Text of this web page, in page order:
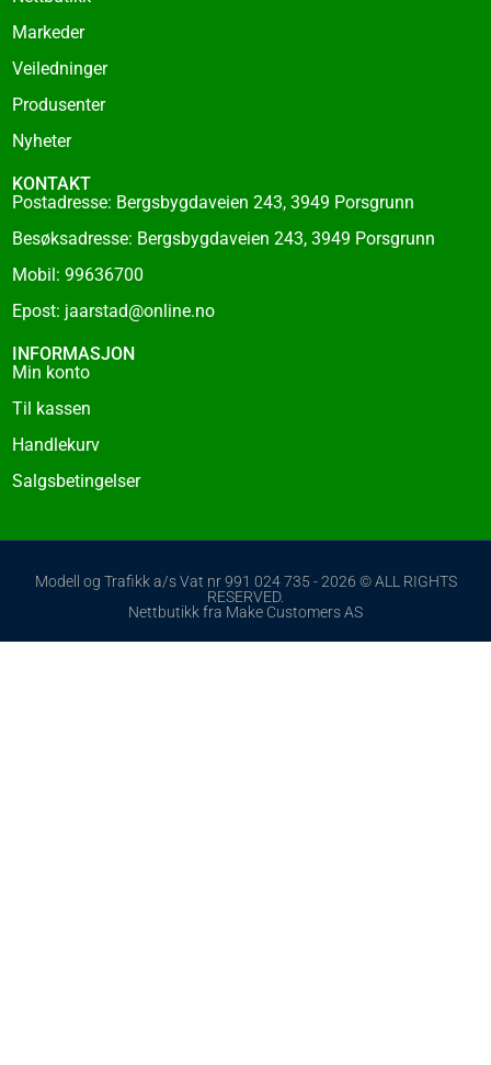
-
f
Markeder
Veiledninger
Produsenter
Nyheter
KONTAKT
Postadresse: Bergsbygdaveien 243, 3949 Porsgrunn
Besøksadresse: Bergsbygdaveien 243, 3949 Porsgrunn
Mobil: 99636700
Epost: jaarstad@online.no
INFORMASJON
Min konto
Til kassen
Handlekurv
Salgsbetingelser
Modell og Trafikk a/s Vat nr 991 024 735 - 2026 © ALL RIGHTS
RESERVED.
Nettbutikk fra Make Customers AS